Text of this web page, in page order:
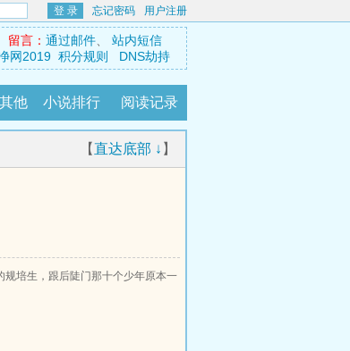
登 录 忘记密码 用户注册
留言： 通过邮件
站内短信
网2019 积分规则 DNS劫持
他 小说排行 阅读记录
【直达底部 ↓ 】
培生，跟后陡门那十个少年原本一